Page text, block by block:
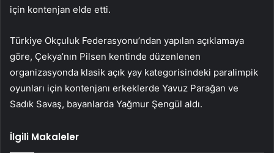
için kontenjan elde etti.
Türkiye Okçuluk Federasyonu’ndan yapılan açıklamaya
göre, Çekya’nın Pilsen kentinde düzenlenen
organizasyonda klasik açık yay kategorisindeki paralimpik
oyunları için kontenjanı erkeklerde Yavuz Parağan ve
Sadık Savaş, bayanlarda Yağmur Şengül aldı.
İlgili Makaleler